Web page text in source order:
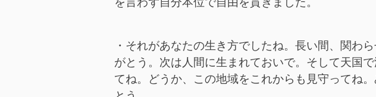
・それがあなたの生き方でしたね。長い間、関わ
がとう。次は人間に生まれておいで。そして天国
てね。どうか、この地域をこれからも見守ってね